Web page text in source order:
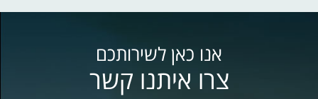
אנו כאן לשירותכם
צרו איתנו קשר